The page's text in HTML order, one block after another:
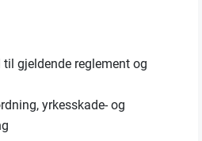
gjeldende reglement og
yrkesskade- og